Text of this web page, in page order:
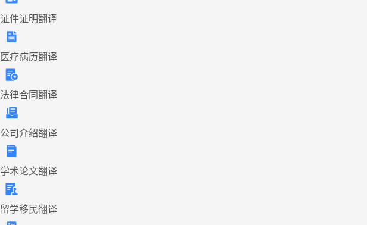
证件证明翻译
医疗病历翻译
法律合同翻译
公司介绍翻译
学术论文翻译
留学移民翻译